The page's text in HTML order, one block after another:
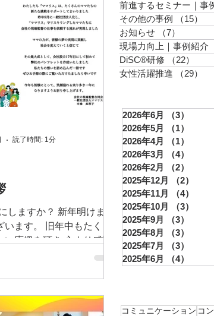
しますか？ 新年明けまし
ます。 旧年中もたくさ
い応援を頂き 心より感謝
たしたち「ママリス」
読了時間: 1分
前進するセミナー｜事
その他の事例
（15）
お知らせ
（7）
現場力向上｜事例紹介
DiSC®︎研修
（22）
女性活躍推進
（29）
2026年6月 （3）
2026年5月
（1）
2026年4月
（1）
2026年3月
（4）
2026年2月
（2）
2025年12月
（2）
2025年11月
（4）
2025年10月
（3）
2025年9月
（3）
2025年8月
（3）
2025年7月
（3）
2025年6月
（4）
コミュニケーション コ